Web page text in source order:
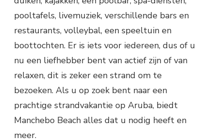
pooltafels, livemuziek, verschillende bars en
restaurants, volleybal, een speeltuin en
boottochten. Er is iets voor iedereen, dus of u
nu een liefhebber bent van actief zijn of van
relaxen, dit is zeker een strand om te
bezoeken. Als u op zoek bent naar een
prachtige strandvakantie op Aruba, biedt
Manchebo Beach alles dat u nodig heeft en
meer.